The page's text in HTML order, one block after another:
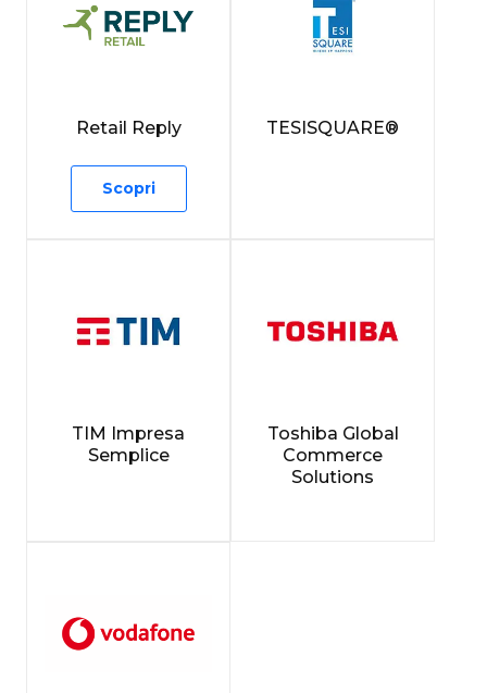
Retail Reply
Scopri
TESISQUARE®
TIM Impresa
Semplice
Toshiba Global
Commerce
Solutions